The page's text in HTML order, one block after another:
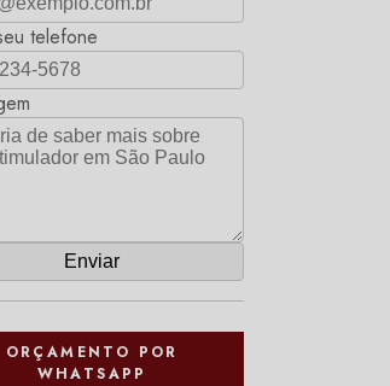
telefone
ORÇAMENTO POR
WHATSAPP